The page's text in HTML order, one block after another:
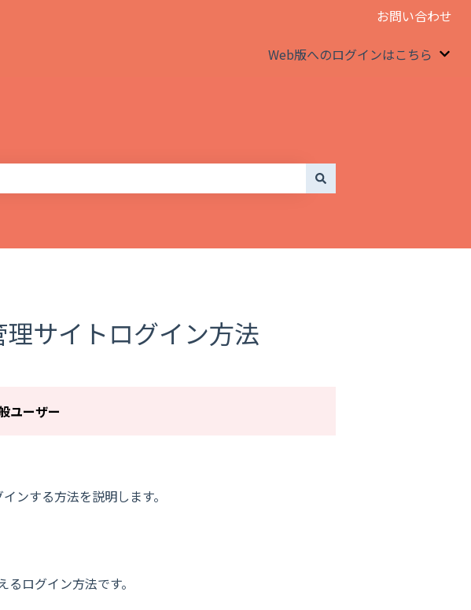
お問い合わせ
Web版へのログインはこちら
サイトログイン方法
ユーザー
ンする方法を説明します。
ログイン方法です。